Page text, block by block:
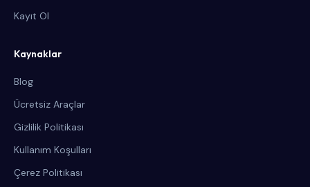
Kayıt Ol
Kaynaklar
Blog
Ücretsiz Araçlar
Gizlilik Politikası
Kullanım Koşulları
Çerez Politikası